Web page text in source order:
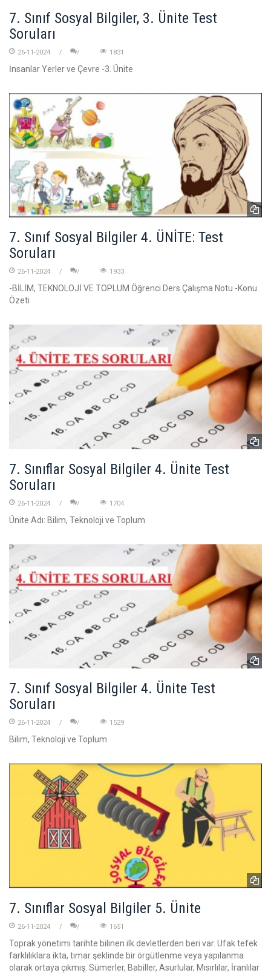
7. Sınıf Sosyal Bilgiler, 3. Ünite Test
Soruları
26-11-2024 1831
İnsanlar Yerler ve Çevre -3. Ünite
7. Sınıf Sosyal Bilgiler 4. ÜNİTE: Test
Soruları
26-11-2024 1933
-BİLİM, TEKNOLOJİ VE TOPLUM Öğrenci Ders Çalışma Notu -Konu
Özeti
7. Sınıflar Sosyal Bilgiler 4. Ünite Test
Soruları
26-11-2024 1704
Ünite Adı: Bilim, Teknoloji ve Toplum
7. Sınıf Sosyal Bilgiler 4. Ünite Test
Soruları
26-11-2024 1529
Bilim, Teknoloji ve Toplum
7. Sınıflar Sosyal Bilgiler 5. Ünite
26-11-2024 1651
Toprak yönetimi tarihte bilinen ilk devletlerden beri var. Ufak tefek
farklılıklara ikta, tımar şeklinde bir örgütlenme veya yapılanma
olarak ortaya çıkmış. Sümerler, Babiller, Asurlular, Mısırlılar, İranlılar